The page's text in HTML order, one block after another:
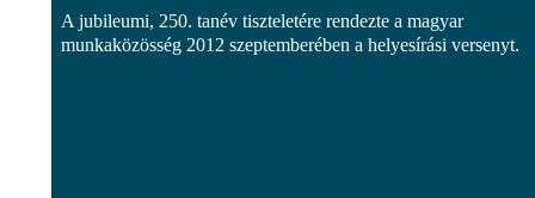
A jubileumi, 250. tanév tiszteletére rendezte a magyar
munkaközösség 2012 szeptemberében a helyesírási versenyt.